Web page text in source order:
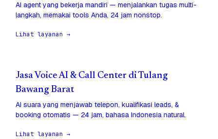
AI agent yang bekerja mandiri — menjalankan tugas multi-
langkah, memakai tools Anda, 24 jam nonstop.
Lihat layanan →
Jasa Voice AI & Call Center di Tulang
Bawang Barat
AI suara yang menjawab telepon, kualifikasi leads, &
booking otomatis — 24 jam, bahasa Indonesia natural.
Lihat layanan →